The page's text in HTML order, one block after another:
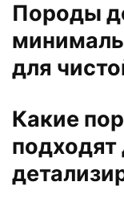
Породы
для
Какие
подходят